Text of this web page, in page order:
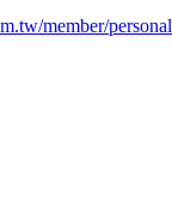
member/personal